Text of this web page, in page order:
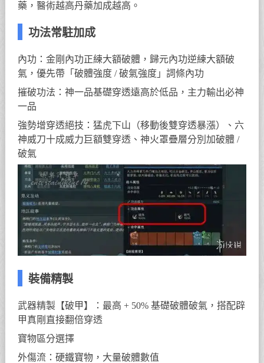
藥，醫術越高丹藥加成越高。
功法常駐加成
內功：金剛內功正練大額破體，歸元內功逆練大額破
氣，優先帶「破體強度 / 破氣強度」詞條內功
摧破功法：神一品基礎穿透遠高於低品，主力輸出必神
一品
強勢增穿透絕技：猛虎下山（移動後雙穿透暴漲）、六
神威刀十成威力巨額雙穿透、神火罩疊層分別加破體 /
破氣
裝備精製
武器精製【破甲】：最高 + 50% 基礎破體破氣，搭配辟
甲真剛直接翻倍穿透
寶物區分選擇
外傷流：硬鐵寶物，大量破體數值